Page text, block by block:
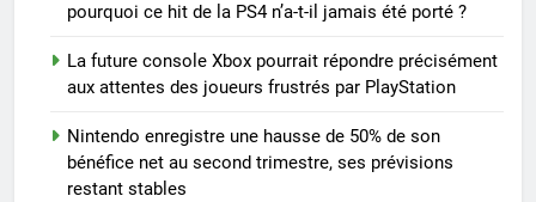
pourquoi ce hit de la PS4 n’a-t-il jamais été porté ?
La future console Xbox pourrait répondre précisément
aux attentes des joueurs frustrés par PlayStation
Nintendo enregistre une hausse de 50% de son
bénéfice net au second trimestre, ses prévisions
restant stables